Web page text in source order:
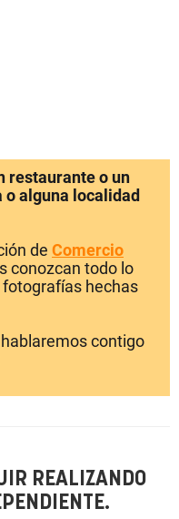
restaurante o un
o alguna localidad
de Comercio
conozcan todo lo
hechas
contigo
REALIZANDO